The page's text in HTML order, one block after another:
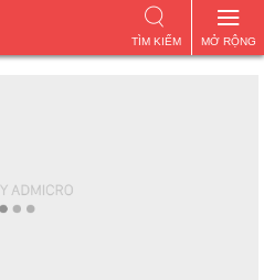
MỞ RỘNG
TÌM KIẾM